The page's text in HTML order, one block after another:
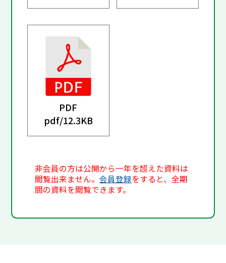
PDF
pdf/12.3KB
非会員の方は公開から一年を超えた資料は
閲覧出来ません。会員登録をすると、全期
間の資料を閲覧できます。